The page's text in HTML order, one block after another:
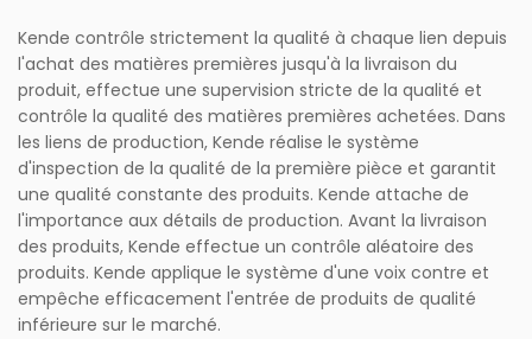
Kende contrôle strictement la qualité à chaque lien depuis
l'achat des matières premières jusqu'à la livraison du
produit, effectue une supervision stricte de la qualité et
contrôle la qualité des matières premières achetées. Dans
les liens de production, Kende réalise le système
d'inspection de la qualité de la première pièce et garantit
une qualité constante des produits. Kende attache de
l'importance aux détails de production. Avant la livraison
des produits, Kende effectue un contrôle aléatoire des
produits. Kende applique le système d'une voix contre et
empêche efficacement l'entrée de produits de qualité
inférieure sur le marché.